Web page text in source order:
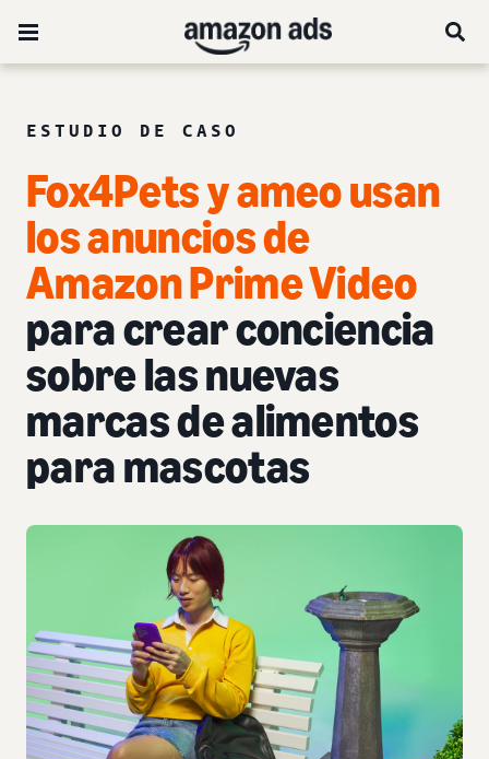
ESTUDIO DE CASO
Fox4Pets y ameo usan
los anuncios de
Amazon Prime Video
para crear conciencia
sobre las nuevas
marcas de alimentos
para mascotas